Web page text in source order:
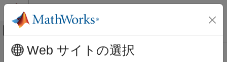
コンテンツへスキップ
オフキャンバス ナビゲーション メ
ドキュメンテーションのホーム
メインコンテンツ
Web サイトの選択